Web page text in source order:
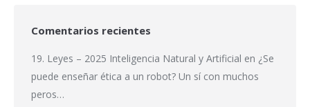
Comentarios recientes
19. Leyes – 2025 Inteligencia Natural y Artificial en ¿Se
puede enseñar ética a un robot? Un sí con muchos
peros…